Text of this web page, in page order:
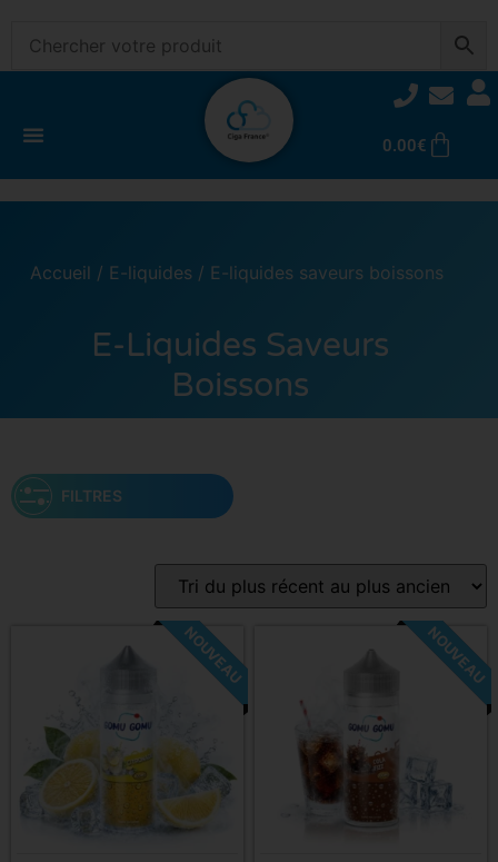
0.00€
Accueil / E-liquides / E-liquides saveurs boissons
E-Liquides Saveurs
Boissons
Saveur
-14%
NOUVEAU -14%
NOUVEAU